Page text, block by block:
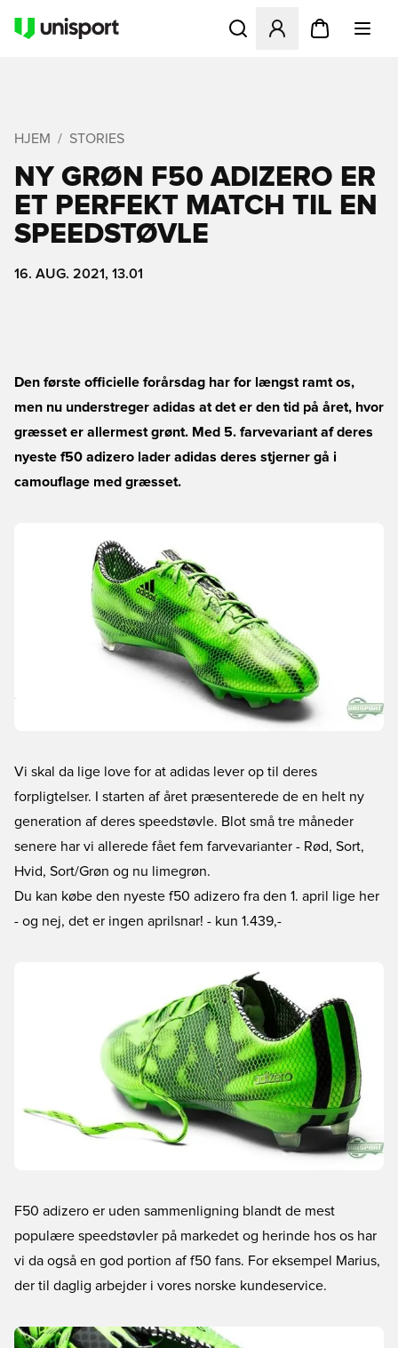
Åbner en Modal til at
HJEM STORIES
NY GRØN F50 ADIZERO ER
ET PERFEKT MATCH TIL EN
SPEEDSTØVLE
16. AUG. 2021, 13.01
Den første officielle forårsdag har for længst ramt os,
men nu understreger adidas at det er den tid på året, hvor
græsset er allermest grønt. Med 5. farvevariant af deres
nyeste f50 adizero lader adidas deres stjerner gå i
camouflage med græsset.
Vi skal da lige love for at adidas lever op til deres
forpligtelser. I starten af året præsenterede de en helt ny
generation af deres speedstøvle. Blot små tre måneder
senere har vi allerede fået fem farvevarianter - Rød, Sort,
Hvid, Sort/Grøn og nu limegrøn.
Du kan købe den nyeste f50 adizero fra den 1. april lige her
- og nej, det er ingen aprilsnar! - kun 1.439,-
F50 adizero er uden sammenligning blandt de mest
populære speedstøvler på markedet og herinde hos os har
vi da også en god portion af f50 fans. For eksempel Marius,
der til daglig arbejder i vores norske kundeservice.